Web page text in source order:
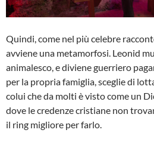
Quindi, come nel più celebre
avviene una metamorfosi. Leonid
animalesco, e diviene guerriero
per la propria famiglia, sceglie di
colui che da molti è visto come un
dove le credenze cristiane non
il ring migliore per farlo.